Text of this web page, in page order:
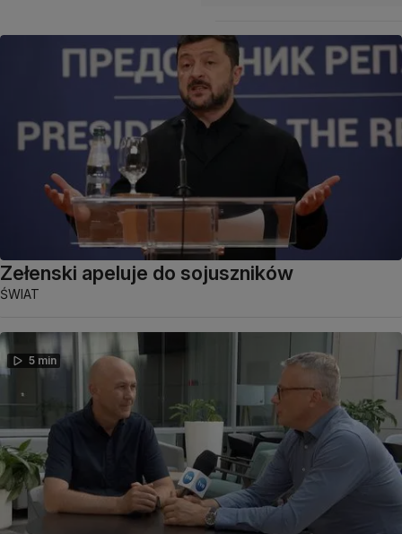
Zełenski apeluje do sojuszników
ŚWIAT
5 min